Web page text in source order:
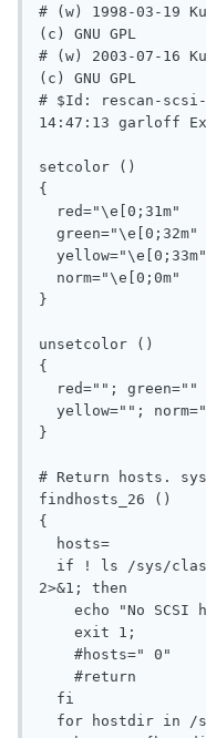
# (w) 1998-03-19
(c) GNU GPL
# (w) 2003-07-16
(c) GNU GPL
# $Id: rescan-scsi-
14:47:13 garloff
setcolor ()
{
red="\e[0;31m"
green="\e[0;32m"
yellow="\e[0;33m"
norm="\e[0;0m"
}
unsetcolor ()
{
red=""; green=""
yellow="";
}
# Return hosts.
findhosts_26 ()
{
hosts=
if ! ls /sys/
2>&1; then
echo "No SCSI
exit 1;
#hosts=" 0"
#return
fi
for hostdir in /